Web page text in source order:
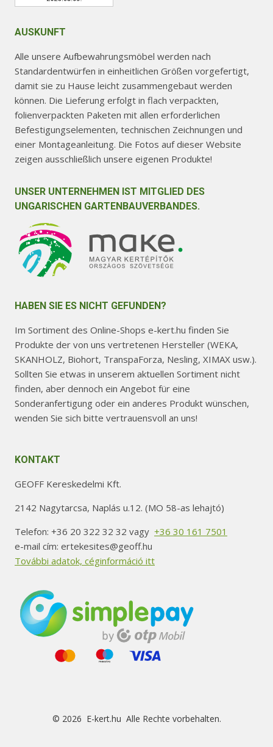
AUSKUNFT
Alle unsere Aufbewahrungsmöbel werden nach
Standardentwürfen in einheitlichen Größen vorgefertigt,
damit sie zu Hause leicht zusammengebaut werden
können. Die Lieferung erfolgt in flach verpackten,
folienverpackten Paketen mit allen erforderlichen
Befestigungselementen, technischen Zeichnungen und
einer Montageanleitung. Die Fotos auf dieser Website
zeigen ausschließlich unsere eigenen Produkte!
UNSER UNTERNEHMEN IST MITGLIED DES
UNGARISCHEN GARTENBAUVERBANDES.
HABEN SIE ES NICHT GEFUNDEN?
Im Sortiment des Online-Shops e-kert.hu finden Sie
Produkte der von uns vertretenen Hersteller (WEKA,
SKANHOLZ, Biohort, TranspaForza, Nesling, XIMAX usw.).
Sollten Sie etwas in unserem aktuellen Sortiment nicht
finden, aber dennoch ein Angebot für eine
Sonderanfertigung oder ein anderes Produkt wünschen,
wenden Sie sich bitte vertrauensvoll an uns!
KONTAKT
GEOFF Kereskedelmi Kft.
2142 Nagytarcsa, Naplás u.12. (MO 58-as lehajtó)
Telefon: +36 20 322 32 32 vagy +36 30 161 7501
e-mail cím: ertekesites@geoff.hu
További adatok, céginformáció itt
© 2026 E-kert.hu Alle Rechte vorbehalten.